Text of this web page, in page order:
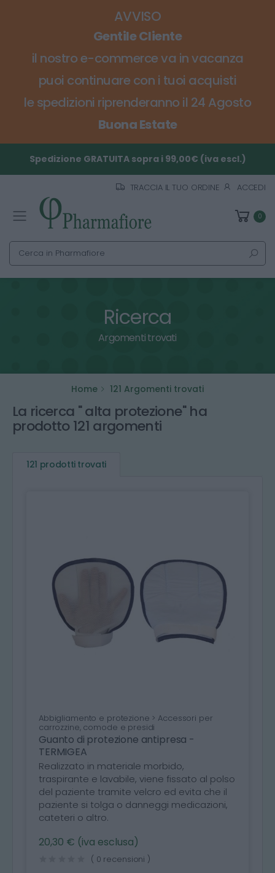
AVVISO
Gentile Cliente
il nostro e-commerce va in vacanza
puoi continuare con i tuoi acquisti
le spedizioni riprenderanno il 24 Agosto
Buona Estate
Spedizione GRATUITA sopra i 99,00€ (iva escl.)
TRACCIA IL TUO ORDINE ACCEDI
Toggle mobile menu 0
Cerca
Ricerca
Argomenti trovati
Home 121 Argomenti trovati
La ricerca " alta protezione" ha
prodotto 121 argomenti
121 prodotti trovati
Abbigliamento e protezione > Accessori per
carrozzine, comode e presidi
Guanto di protezione antipresa -
TERMIGEA
Realizzato in materiale morbido,
traspirante e lavabile, viene fissato al polso
del paziente tramite velcro ed evita che il
paziente si tolga o danneggi medicazioni,
cateteri o altro.
20,30 € (iva esclusa)
( 0 recensioni )